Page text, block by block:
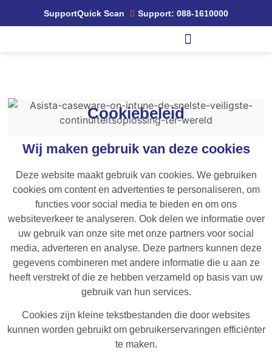
SupportQuick Scan Support: 088-1610000
Cookiebeleid
Wij maken gebruik van deze cookies
Deze website maakt gebruik van cookies. We gebruiken
cookies om content en advertenties te personaliseren, om
functies voor social media te bieden en om ons
websiteverkeer te analyseren. Ook delen we informatie over
uw gebruik van onze site met onze partners voor social
media, adverteren en analyse. Deze partners kunnen deze
gegevens combineren met andere informatie die u aan ze
heeft verstrekt of die ze hebben verzameld op basis van uw
gebruik van hun services.
Cookies zijn kleine tekstbestanden die door websites
kunnen worden gebruikt om gebruikerservaringen efficiënter
te maken.